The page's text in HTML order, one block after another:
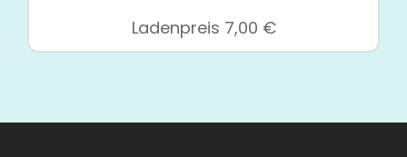
Ladenpreis 7,00 €